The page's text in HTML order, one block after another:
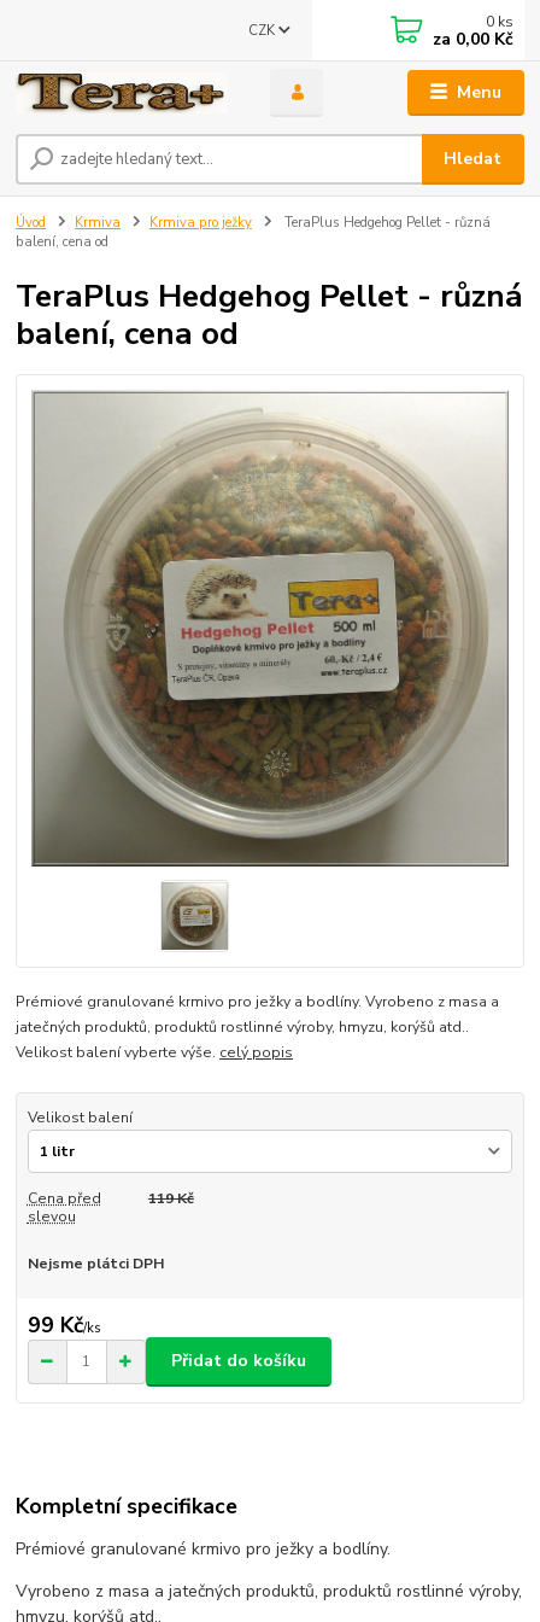
Menu
CZK
Hledat
0 ks
za 0,00 Kč
Úvod Krmiva Krmiva pro ježky
TeraPlus Hedgehog Pellet - různá
balení, cena od
TeraPlus Hedgehog Pellet - různá
balení, cena od
Prémiové granulované krmivo pro ježky a bodlíny. Vyrobeno z masa a
jatečných produktů, produktů rostlinné výroby, hmyzu, korýšů atd..
Velikost balení vyberte výše. celý popis
Velikost balení
Cena před
slevou
119 Kč
Nejsme plátci DPH
99 Kč/ks
Přidat do košíku
Kompletní specifikace
Prémiové granulované krmivo pro ježky a bodlíny.
Vyrobeno z masa a jatečných produktů, produktů rostlinné výroby,
hmyzu, korýšů atd..